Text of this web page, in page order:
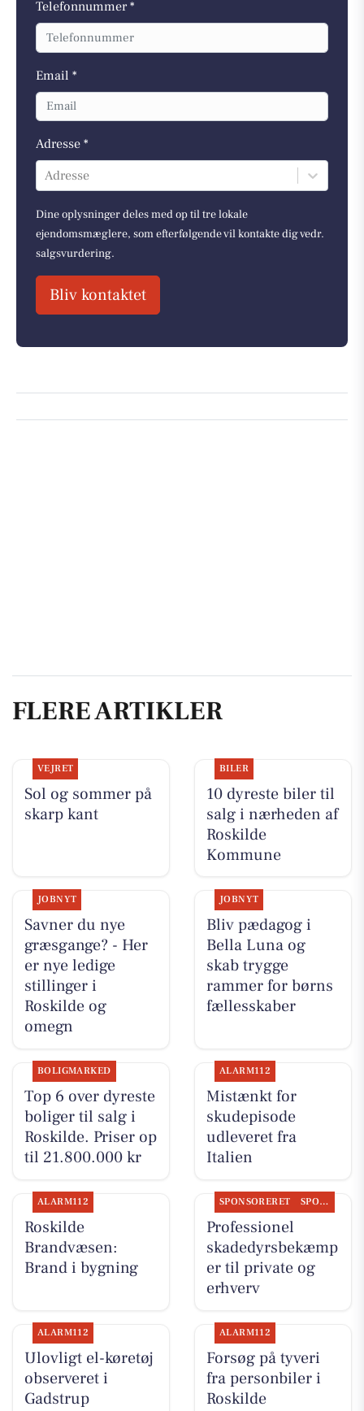
Telefonnummer *
Email *
Adresse *
Adresse
Dine oplysninger deles med op til tre lokale
ejendomsmæglere, som efterfølgende vil kontakte dig vedr.
salgsvurdering.
Bliv kontaktet
FLERE ARTIKLER
VEJRET
Sol og sommer på
skarp kant
BILER
10 dyreste biler til
salg i nærheden af
Roskilde
Kommune
JOBNYT
Savner du nye
græsgange? - Her
er nye ledige
stillinger i
Roskilde og
omegn
JOBNYT
Bliv pædagog i
Bella Luna og
skab trygge
rammer for børns
fællesskaber
BOLIGMARKED
Top 6 over dyreste
boliger til salg i
Roskilde. Priser op
til 21.800.000 kr
ALARM112
Mistænkt for
skudepisode
udleveret fra
Italien
ALARM112
Roskilde
Brandvæsen:
Brand i bygning
SPONSORERET SPONSORERET INDHOLD
Professionel
skadedyrsbekæmp
er til private og
erhverv
ALARM112
Ulovligt el-køretøj
observeret i
Gadstrup
ALARM112
Forsøg på tyveri
fra personbiler i
Roskilde